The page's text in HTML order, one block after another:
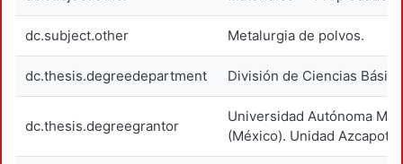
dc.subject.other Metalurgia de polvos.
dc.thesis.degreedepartment División de Ciencias
dc.thesis.degreegrantor
Universidad Autónoma
(México). Unidad